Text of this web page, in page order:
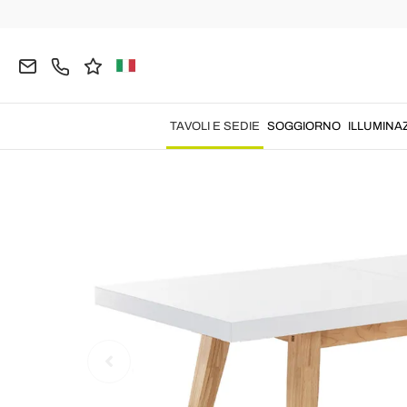
TAVOLI E SEDIE SOGGIORNO